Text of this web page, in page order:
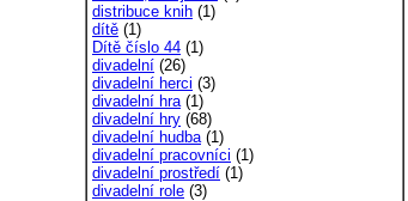
distribuce knih (1)
dítě (1)
Dítě číslo 44 (1)
divadelní (26)
divadelní herci (3)
divadelní hra(1)
divadelní hry (68)
divadelní hudba(1)
divadelní pracovníci (1)
divadelní prostředí (1)
divadelní role (3)